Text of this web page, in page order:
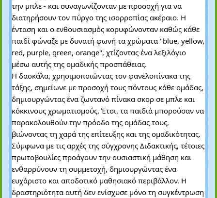
την μπλε - και συναγωνίζονταν με προσοχή για να
διατηρήσουν τον πύργο της ισορροπίας ακέραιο. Η
ένταση και ο ενθουσιασμός κορυφώνονταν καθώς κάθε
παιδί φώναζε με δυνατή φωνή τα χρώματα "blue, yellow,
red, purple, green, orange", χτίζοντας ένα λεξιλόγιο
μέσω αυτής της ομαδικής προσπάθειας.
Η δασκάλα, χρησιμοποιώντας τον φανελοπίνακα της
τάξης, σημείωνε με προσοχή τους πόντους κάθε ομάδας,
δημιουργώντας ένα ζωντανό πίνακα σκορ σε μπλε και
κόκκινους χρωματισμούς. Έτσι, τα παιδιά μπορούσαν να
παρακολουθούν την πρόοδο της ομάδας τους,
βιώνοντας τη χαρά της επίτευξης και της ομαδικότητας.
Σύμφωνα με τις αρχές της σύγχρονης Διδακτικής, τέτοιες
πρωτοβουλίες προάγουν την ουσιαστική μάθηση και
ενθαρρύνουν τη συμμετοχή, δημιουργώντας ένα
ευχάριστο και αποδοτικό μαθησιακό περιβάλλον. Η
δραστηριότητα αυτή δεν ενίσχυσε μόνο τη συγκέντρωση